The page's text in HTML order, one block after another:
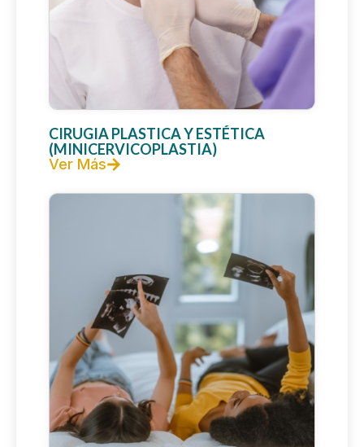
CIRUGIA PLASTICA Y ESTÉTICA
(MINICERVICOPLASTIA)
Ver Más